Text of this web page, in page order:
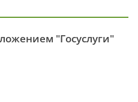
"Госуслуги"